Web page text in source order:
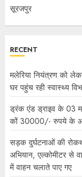
सूरजपुर
RECENT
मलेरिया नियंत्रण को
घर पहुंच रही स्वास्थ्य
ड्रंक एंड ड्राइव के 03
कों 30000/- रुपये के
सड़क दुर्घटनाओं की
अभियान, एल्कोमीटर से
में वाहन चलाते पाए गए